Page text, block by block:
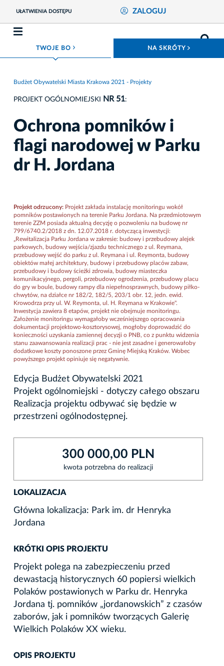
UŁATWIENIA DOSTĘPU ZALOGUJ
TWOJE BO ROZWIŃ MENU NA SKRÓTY
Budżet Obywatelski Miasta Krakowa 2021 - Projekty
PROJEKT OGÓLNOMIEJSKI NR 51:
Ochrona pomników i
flagi narodowej w Parku
dr H. Jordana
Projekt odrzucony: Projekt zakłada instalację monitoringu wokół
pomników postawionych na terenie Parku Jordana. Na przedmiotowym
terenie ZZM posiada aktualną decyzję o pozwoleniu na budowę nr
799/6740.2/2018 z dn. 12.07.2018 r. dotyczącą inwestycji:
„Rewitalizacja Parku Jordana w zakresie: budowy i przebudowy alejek
parkowych, budowy wejścia/zjazdu technicznego z ul. Reymana,
przebudowy wejść do parku z ul. Reymana i ul. Reymonta, budowy
obiektów małej architektury, budowy i przebudowy placów zabaw,
przebudowy i budowy ścieżki zdrowia, budowy miasteczka
komunikacyjnego, pergoli, przebudowy ogrodzenia, przebudowy placu
do gry w boule, budowy rampy dla niepełnosprawnych, budowy piłko-
chwytów, na działce nr 182/2, 182/5, 203/1 obr. 12, jedn. ewid.
Krowodrza przy ul. W. Reymonta, ul. H. Reymana w Krakowie".
Inwestycja zawiera 8 etapów, projekt nie obejmuje monitoringu.
Założenie monitoringu wymagałoby wcześniejszego opracowania
dokumentacji projektowo-kosztorysowej, mogłoby doprowadzić do
konieczności uzyskania zamiennej decyzji o PNB, co z punktu widzenia
stanu zaawansowania realizacji prac - nie jest zasadne i generowałoby
dodatkowe koszty ponoszone przez Gminę Miejską Kraków. Wobec
powyższego projekt opiniuje się negatywnie.
Edycja Budżet Obywatelski 2021
Projekt ogólnomiejski - dotyczy całego obszaru
Realizacja projektu odbywać się będzie w
przestrzeni ogólnodostępnej.
300 000,00 PLN
kwota potrzebna do realizacji
LOKALIZACJA
Główna lokalizacja: Park im. dr Henryka
Jordana
KRÓTKI OPIS PROJEKTU
Projekt polega na zabezpieczeniu przed
dewastacją historycznych 60 popiersi wielkich
Polaków postawionych w Parku dr. Henryka
Jordana tj. pomników „jordanowskich” z czasów
zaborów, jak i pomników tworzących Galerię
Wielkich Polaków XX wieku.
OPIS PROJEKTU